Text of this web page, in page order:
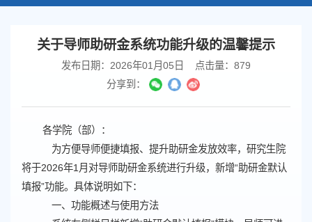
关于导师助研金系统功能升级的温馨提示
发布日期：2026年01月05日 点击量： 879
分享到：
各学院（部）：
为方便导师便捷填报、提升助研金发放效率，研究生院
将于2026年1月对导师助研金系统进行升级，新增“助研金默认
填报”功能。具体说明如下：
一、 功能概述与使用方法